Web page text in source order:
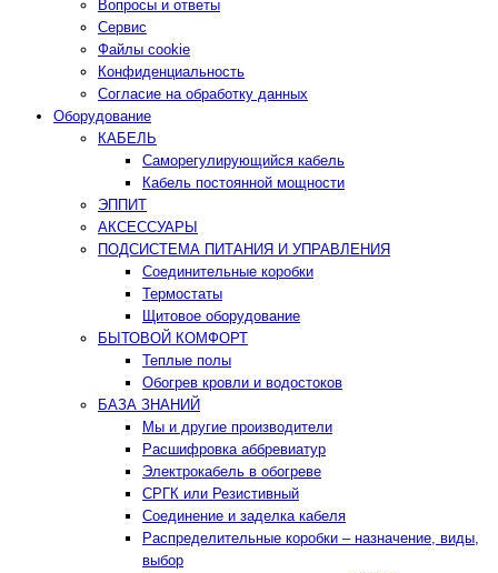
Вопросы и ответы
Сервис
Файлы cookie
Конфиденциальность
Согласие на обработку данных
Оборудование
КАБЕЛЬ
Саморегулирующийся кабель
Кабель постоянной мощности
ЭППИТ
АКСЕССУАРЫ
ПОДСИСТЕМА ПИТАНИЯ И УПРАВЛЕНИЯ
Соединительные коробки
Термостаты
Щитовое оборудование
БЫТОВОЙ КОМФОРТ
Теплые полы
Обогрев кровли и водостоков
БАЗА ЗНАНИЙ
Мы и другие производители
Расшифровка аббревиатур
Электрокабель в обогреве
СРГК или Резистивный
Соединение и заделка кабеля
Распределительные коробки – назначение, виды,
выбор